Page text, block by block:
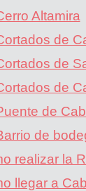
Altamira
de
de
de
de
de
realizar la
llegar a